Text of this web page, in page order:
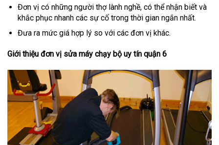
Đơn vị có những người thợ lành nghề, có thể nhận biết và
khắc phục nhanh các sự cố trong thời gian ngắn nhất.
Đưa ra mức giá hợp lý so với các đơn vị khác.
Giới thiệu đơn vị sửa máy chạy bộ uy tín quận 6